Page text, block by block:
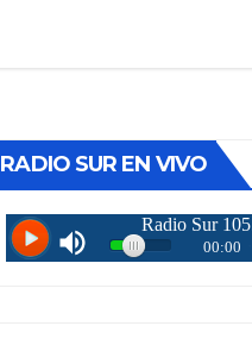
RADIO SUR EN VIVO